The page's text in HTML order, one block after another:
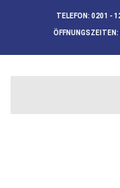
TELEFON: 0201 -
ÖFFNUNGSZEITEN: